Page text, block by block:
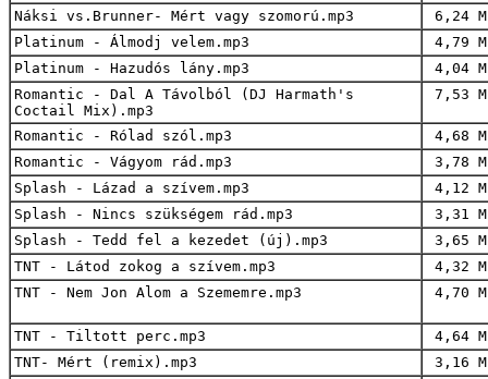
Náksi vs.Brunner- Mért vagy szomorú.mp3
6,24
Platinum - Álmodj velem.mp3
4,79
Platinum - Hazudós lány.mp3
4,04
Romantic - Dal A Távolból (DJ Harmath's
Coctail Mix).mp3
7,53
Romantic - Rólad szól.mp3
4,68
Romantic - Vágyom rád.mp3
3,78
Splash - Lázad a szívem.mp3
4,12
Splash - Nincs szükségem rád.mp3
3,31
Splash - Tedd fel a kezedet (új).mp3
3,65
TNT - Látod zokog a szívem.mp3
4,32
TNT - Nem Jon Alom a Szememre.mp3
4,70
TNT - Tiltott perc.mp3
4,64
TNT- Mért (remix).mp3
3,16